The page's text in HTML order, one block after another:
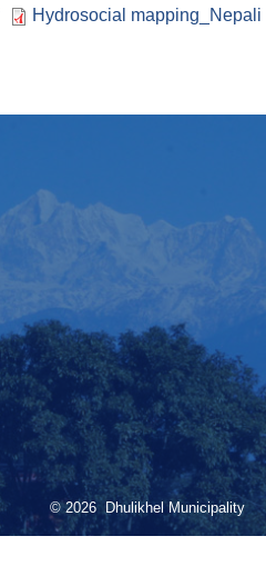
Hydrosocial mapping_Nepali
© 2026 Dhulikhel Municipality